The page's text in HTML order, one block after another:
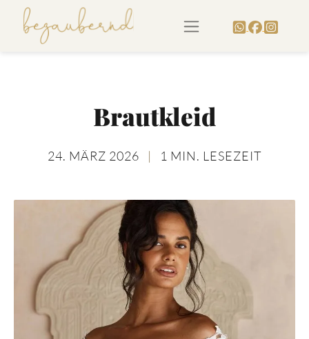
Brautkleid
24. MÄRZ 2026 | 1 MIN. LESEZEIT